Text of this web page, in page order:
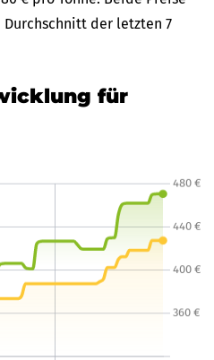
der letzten 7
für